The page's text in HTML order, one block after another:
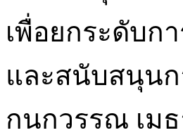
เพื่อยกระดับ
และสนับสนุนก
กนกวรรณ เม